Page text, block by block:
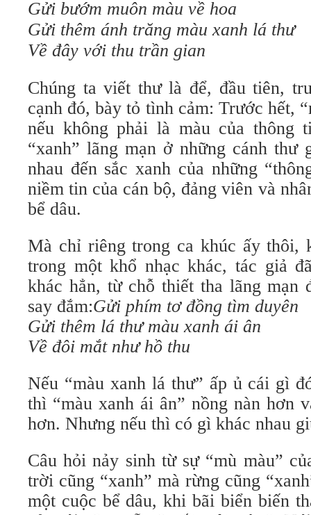
Gửi bướm muôn màu về hoa
Gửi thêm ánh trăng màu xanh lá thư
Về đây với thu trần gian
Chúng ta viết thư là để, đầu tiên,
cạnh đó, bày tỏ tình cảm: Trước hết,
nếu không phải là màu của thông
“xanh” lãng mạn ở những cánh thư
nhau đến sắc xanh của những
niềm tin của cán bộ, đảng viên và
bể dâu.
Mà chỉ riêng trong ca khúc ấy thôi,
trong một khổ nhạc khác, tác giả
khác hẳn, từ chỗ thiết tha lãng mạn
say đắm:Gửi phím tơ đồng tìm duyên
Gửi thêm lá thư màu xanh ái ân
Về đôi mắt như hồ thu
Nếu “màu xanh lá thư” ấp ủ cái gì
thì “màu xanh ái ân” nồng nàn hơn
hơn. Nhưng nếu thì có gì khác nhau
Câu hỏi nảy sinh từ sự “mù màu”
trời cũng “xanh” mà rừng cũng
một cuộc bể dâu, khi bãi biển biến